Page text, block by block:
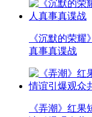
《沉默的荣
真事真谍战
《弄潮》红